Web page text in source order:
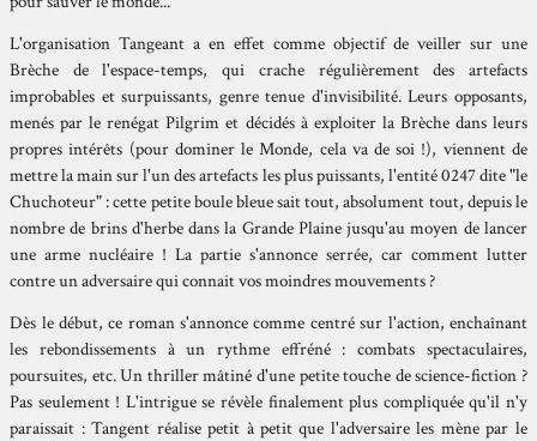
L'organisation Tangeant a en effet comme objectif de veiller sur une
Brèche de l'espace-temps, qui crache régulièrement des artefacts
improbables et surpuissants, genre tenue d'invisibilité. Leurs opposants,
menés par le renégat Pilgrim et décidés à exploiter la Brèche dans leurs
propres intérêts (pour dominer le Monde, cela va de soi !), viennent de
mettre la main sur l'un des artefacts les plus puissants, l'entité 0247 dite "le
Chuchoteur" : cette petite boule bleue sait tout, absolument tout, depuis le
nombre de brins d'herbe dans la Grande Plaine jusqu'au moyen de lancer
une arme nucléaire ! La partie s'annonce serrée, car comment lutter
contre un adversaire qui connait vos moindres mouvements ?
Dès le début, ce roman s'annonce comme centré sur l'action, enchaînant
les rebondissements à un rythme effréné : combats spectaculaires,
poursuites, etc. Un thriller mâtiné d'une petite touche de science-fiction ?
Pas seulement ! L'intrigue se révèle finalement plus compliquée qu'il n'y
paraissait : Tangent réalise petit à petit que l'adversaire les mène par le